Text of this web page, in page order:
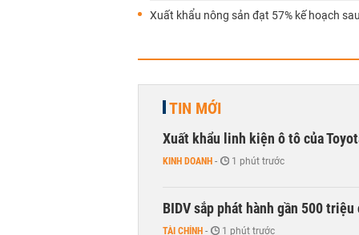
Xuất khẩu nông sản đạt 57% kế hoạch
TIN MỚI
Xuất khẩu linh kiện ô tô của
KINH DOANH - 1 phút trước
BIDV sắp phát hành gần 500
TÀI CHÍNH - 1 phút trước